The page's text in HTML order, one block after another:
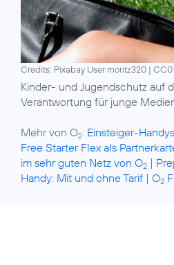
Credits: Pixabay User moritz320 | CC0
Kinder- und Jugendschutz auf
Verantwortung für junge
Mehr von O2: Einsteiger-
Free Starter Flex als
im sehr guten Netz von O2 |
Handy: Mit und ohne Tarif | O2